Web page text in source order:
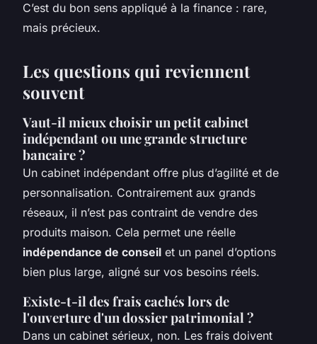
C’est du bon sens appliqué à la finance : rare,
mais précieux.
Les questions qui reviennent
souvent
Vaut-il mieux choisir un petit cabinet
indépendant ou une grande structure
bancaire ?
Un cabinet indépendant offre plus d’agilité et de
personnalisation. Contrairement aux grands
réseaux, il n’est pas contraint de vendre des
produits maison. Cela permet une réelle
indépendance de conseil et un panel d’options
bien plus large, aligné sur vos besoins réels.
Existe-t-il des frais cachés lors de
l'ouverture d'un dossier patrimonial ?
Dans un cabinet sérieux, non. Les frais doivent